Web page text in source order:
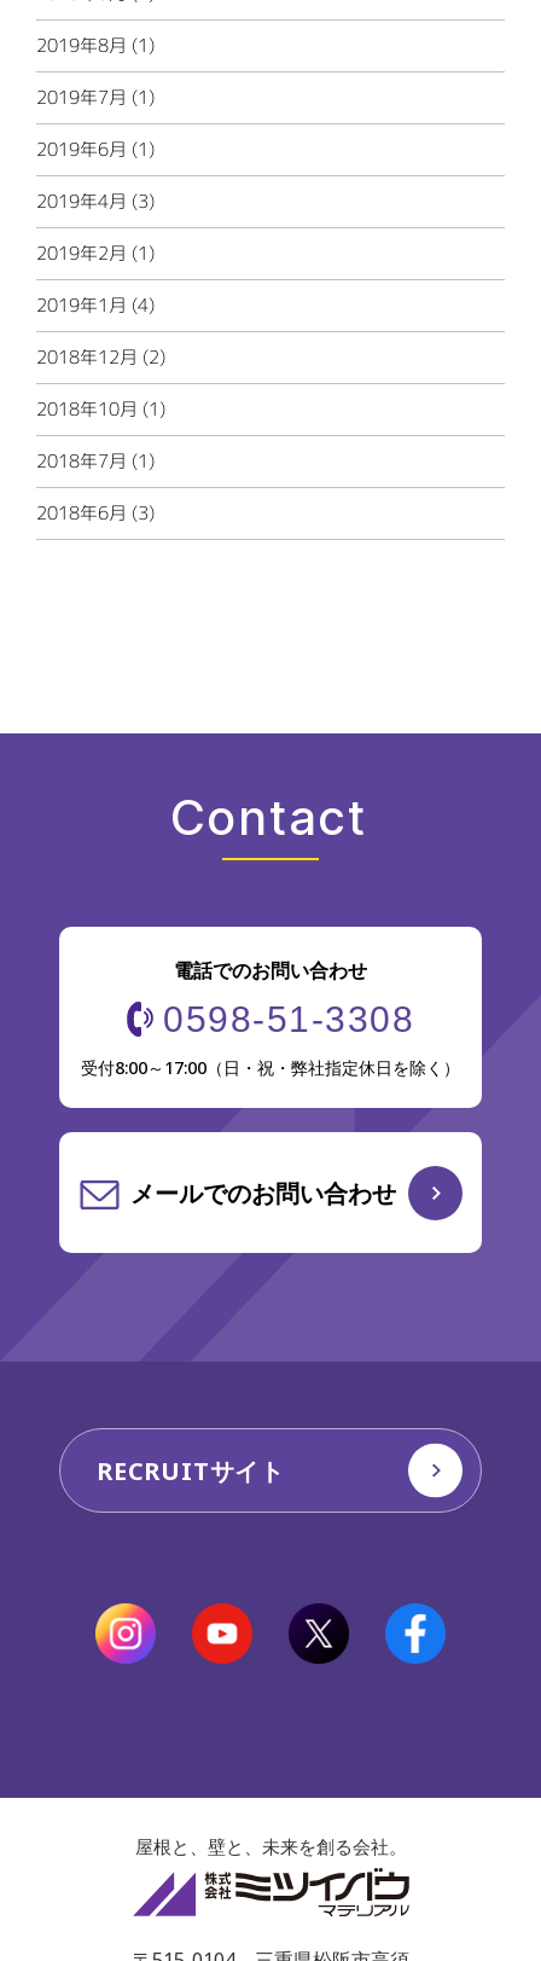
2019年8月 (1)
2019年7月 (1)
2019年6月 (1)
2019年4月 (3)
2019年2月 (1)
2019年1月 (4)
2018年12月 (2)
2018年10月 (1)
2018年7月 (1)
2018年6月 (3)
Contact
電話でのお問い合わせ
0598-51-3308
受付8:00～17:00（日・祝・弊社指定休日を除く）
メールでのお問い合わせ
RECRUITサイト
屋根と、壁と、未来を創る会社。
株式会社ミツ